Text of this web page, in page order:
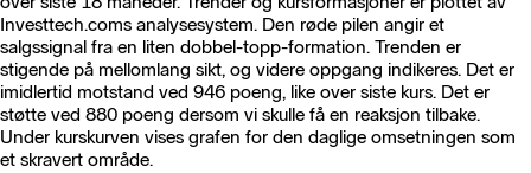
Investtech.coms analysesystem. Den røde pilen angir et
salgssignal fra en liten dobbel-topp-formation. Trenden er
stigende på mellomlang sikt, og videre oppgang indikeres. Det er
imidlertid motstand ved 946 poeng, like over siste kurs. Det er
støtte ved 880 poeng dersom vi skulle få en reaksjon tilbake.
Under kurskurven vises grafen for den daglige omsetningen som
et skravert område.